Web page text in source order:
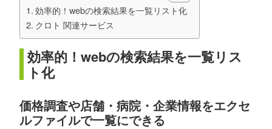
効率的！webの検索結果を一覧リスト化
クロト 関連サービス
効率的！webの検索結果を一覧リス
ト化
価格調査や店舗・病院・企業情報をエクセ
ルファイルで一覧にできる